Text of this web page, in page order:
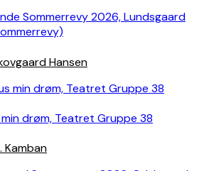
Sommerrevy 2026, Lundsgaard
Hansen
drøm, Teatret Gruppe 38
Kamban